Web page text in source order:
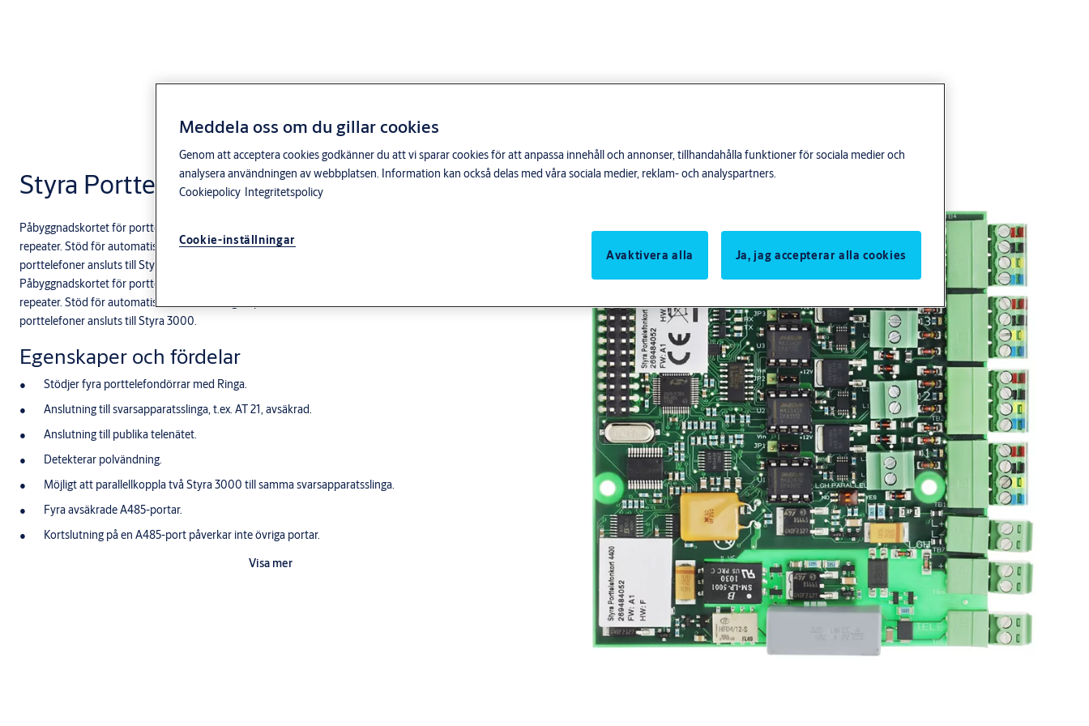
Styra Porttelefonkort 4400
Påbyggnadskortet för porttelefoni med fyra separata avsäkrade Aptus485-bussar med inbyggd
repeater. Stöd för automatisk dörranslutning av porttelefoner och läsare. Skall användas då
porttelefoner ansluts till Styra 3000.
Påbyggnadskortet för porttelefoni med fyra separata avsäkrade Aptus485-bussar med inbyggd
repeater. Stöd för automatisk dörranslutning av porttelefoner och läsare. Skall användas då
porttelefoner ansluts till Styra 3000.
Egenskaper och fördelar
Stödjer fyra porttelefondörrar med Ringa.
Anslutning till svarsapparatsslinga, t.ex. AT 21, avsäkrad.
Anslutning till publika telenätet.
Detekterar polvändning.
Möjligt att parallellkoppla två Styra 3000 till samma svarsapparatsslinga.
Fyra avsäkrade A485-portar.
Kortslutning på en A485-port påverkar inte övriga portar.
Visa mer
Meddela oss om du gillar cookies
Genom att acceptera cookies godkänner du att vi sparar cookies för att anpassa innehåll och annonser, tillhandahålla funktioner för sociala medier och
analysera användningen av webbplatsen. Information kan också delas med våra sociala medier, reklam- och analyspartners.
Cookiepolicy Integritetspolicy
Cookie-inställningar
Avaktivera alla
Ja, jag accepterar alla cookies